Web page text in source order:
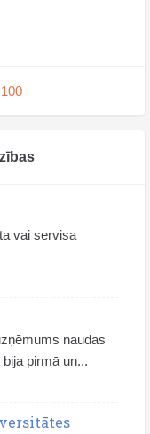
vai servisa
naudas
pirmā un...